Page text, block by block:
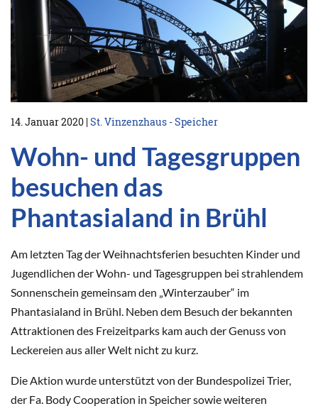
14. Januar 2020 | St. Vinzenzhaus - Speicher
Wohn- und Tagesgruppen
besuchen das
Phantasialand in Brühl
Am letzten Tag der Weihnachtsferien besuchten Kinder und
Jugendlichen der Wohn- und Tagesgruppen bei strahlendem
Sonnenschein gemeinsam den „Winterzauber“ im
Phantasialand in Brühl. Neben dem Besuch der bekannten
Attraktionen des Freizeitparks kam auch der Genuss von
Leckereien aus aller Welt nicht zu kurz.
Die Aktion wurde unterstützt von der Bundespolizei Trier,
der Fa. Body Cooperation in Speicher sowie weiteren